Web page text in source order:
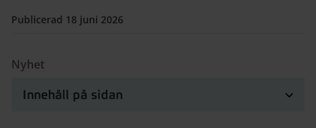
Publicerad 18 juni 2026
Nyhet
Innehåll på sidan